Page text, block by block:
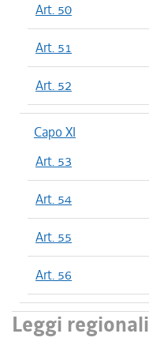
Art. 50
Art. 51
Art. 52
Capo XI
Art. 53
Art. 54
Art. 55
Art. 56
Leggi regionali